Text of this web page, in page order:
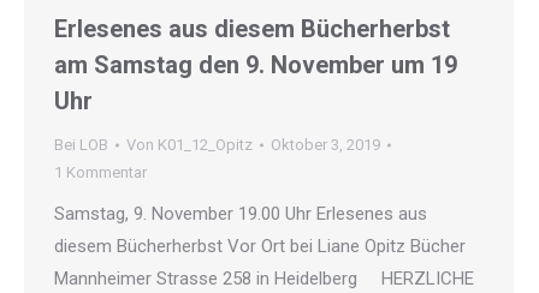
Erlesenes aus diesem Bücherherbst
am Samstag den 9. November um 19
Uhr
Bei LOB Von K01_12_Opitz
Oktober 3, 2019
1 Kommentar
Samstag, 9. November 19.00 Uhr Erlesenes aus
diesem Bücherherbst Vor Ort bei Liane Opitz Bücher
Mannheimer Strasse 258 in Heidelberg HERZLICHE